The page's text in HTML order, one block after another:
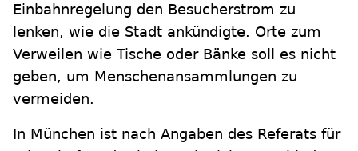
Einbahnregelung den Besucherstrom zu
lenken, wie die Stadt ankündigte. Orte zum
Verweilen wie Tische oder Bänke soll es nicht
geben, um Menschenansammlungen zu
vermeiden.
In München ist nach Angaben des Referats für